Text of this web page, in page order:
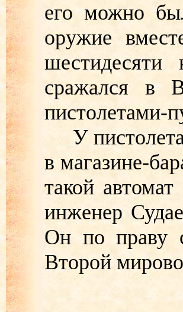
его можно
оружие
шестидесяти
сражался в
У
в магазине-
такой
инженер
Он по праву
Второй